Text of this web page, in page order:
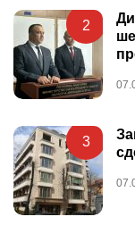
2
3